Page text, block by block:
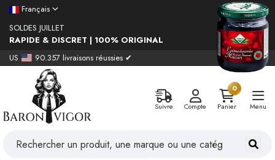
Français
SOLDES JUILLET
RAPIDE & DISCRET | 100% ORIGINAL
US
90.357 livraisons réussies ✔
Suivre Compte
0
Panier
Menu